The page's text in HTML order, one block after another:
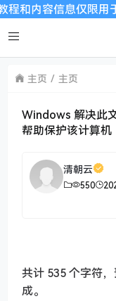
和内容信息仅限用于
主页 主页
Windows 解决此
帮助保护该计算机
清朝云
550
共计 535 个字符
成。